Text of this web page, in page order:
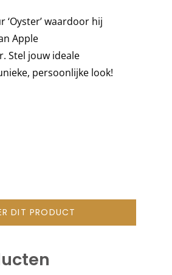
‘Oyster’waardoor hij
Apple
Stel jouw ideale
persoonlijke look!
DIT PRODUCT